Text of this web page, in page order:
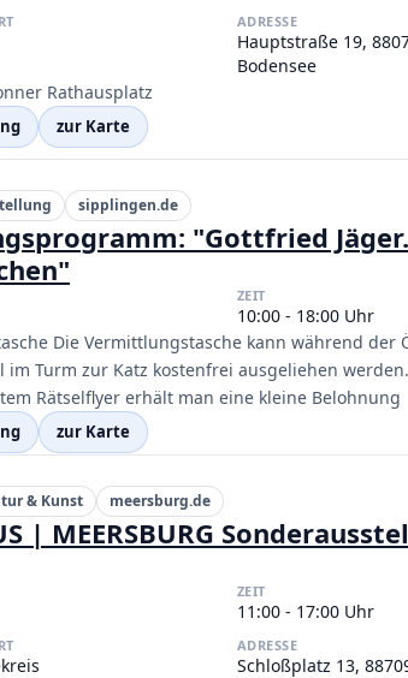
ADRESSE
Hauptstraße 19,
Bodensee
Rathausplatz
zur Karte
sipplingen.de
"Gottfried Jäger.
ZEIT
10:00 - 18:00 Uhr
Die Vermittlungstasche kann während der
im Turm zur Katz kostenfrei ausgeliehen
Rätselflyer erhält man eine kleine Belohnung
zur Karte
& Kunst meersburg.de
| MEERSBURG
ZEIT
11:00 - 17:00 Uhr
ADRESSE
Schloßplatz 13,